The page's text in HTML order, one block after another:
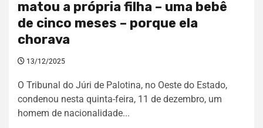
matou a própria filha – uma bebê
de cinco meses – porque ela
chorava
13/12/2025
O Tribunal do Júri de Palotina, no Oeste do Estado,
condenou nesta quinta-feira, 11 de dezembro, um
homem de nacionalidade...